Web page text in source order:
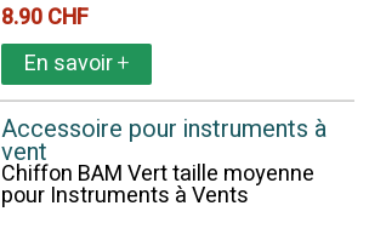
8.90 CHF
En savoir+
Accessoire pour instruments à
vent
Chiffon BAM Vert taille moyenne
pour Instruments à Vents